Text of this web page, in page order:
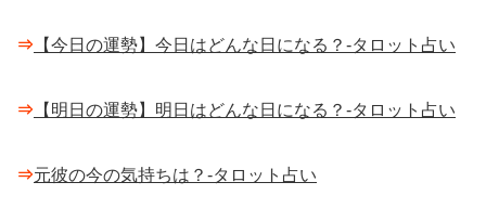
⇒ 【今日の運勢】今日はどんな日になる？-タロット占い
⇒ 【明日の運勢】明日はどんな日になる？-タロット占い
⇒元彼の今の気持ちは？-タロット占い